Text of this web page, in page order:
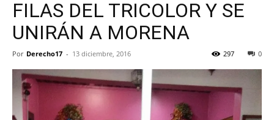
FILAS DEL TRICOLOR Y SE
UNIRÁN A MORENA
Por Derecho17 - 13 diciembre, 2016 0
297